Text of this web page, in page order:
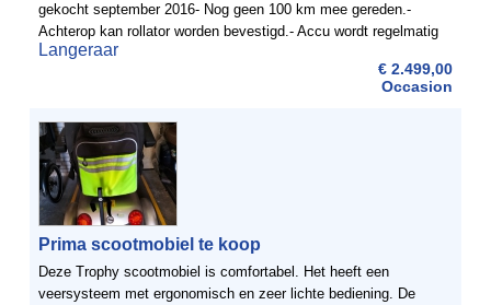
gekocht september 2016- Nog geen 100 km mee gereden.-
Achterop kan rollator worden bevestigd.- Accu wordt regelmatig
opgeladen. - De scootmobiel staat altijd ...
Langeraar
€ 2.499,00
Occasion
Prima scootmobiel te koop
Deze Trophy scootmobiel is comfortabel. Het heeft een
veersysteem met ergonomisch en zeer lichte bediening. De